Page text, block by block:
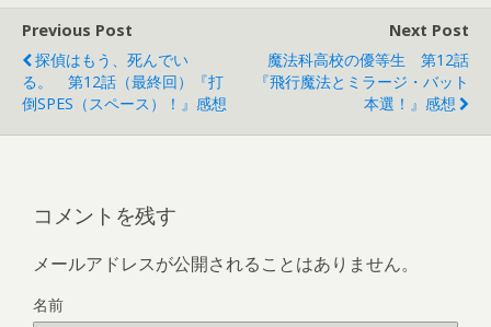
Previous Post
探偵はもう、死んでい
る。 第12話（最終回）『打
倒SPES（スペース）！』感想
Next Post
魔法科高校の優等生 第12話
『飛行魔法とミラージ・バット
本選！』感想
コメントを残す
メールアドレスが公開されることはありません。
名前